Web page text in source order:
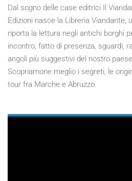
Dal sogno delle case editrici Il
Edizioni nasce la Libreria Viandante,
riporta la lettura negli antichi borghi
incontro, fatto di presenza, sguardi,
angoli più suggestivi del nostro
Scopriamone meglio i segreti, le
tour fra Marche e Abruzzo.